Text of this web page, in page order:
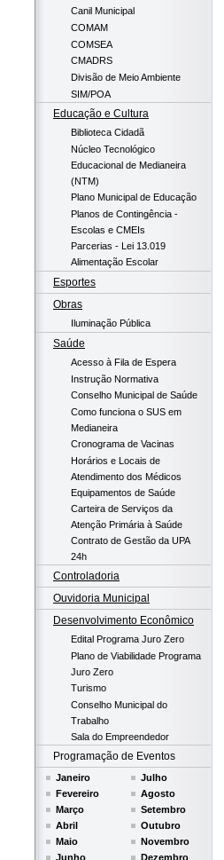
Canil Municipal
COMAM
COMSEA
CMADRS
Divisão de Meio Ambiente
SIM/POA
Educação e Cultura
Biblioteca Cidadã
Núcleo Tecnológico
Educacional de Medianeira
(NTM)
Plano Municipal de Educação
Planos de Contingência -
Escolas e CMEIs
Parcerias - Lei 13.019
Alimentação Escolar
Esportes
Obras
Iluminação Pública
Saúde
Acesso à Fila de Espera
Instrução Normativa
Conselho Municipal de Saúde
Como funciona o SUS em
Medianeira
Cronograma de Vacinas
Horários e Locais de
Atendimento dos Médicos
Equipamentos de Saúde
Carteira de Serviços da
Atenção Primária à Saúde
Contrato de Gestão da UPA
24h
Controladoria
Ouvidoria Municipal
Desenvolvimento Econômico
Edital Programa Juro Zero
Plano de Viabilidade Programa
Juro Zero
Turismo
Conselho Municipal do
Trabalho
Sala do Empreendedor
Programação de Eventos
Janeiro
Fevereiro
Março
Abril
Maio
Junho
Julho
Agosto
Setembro
Outubro
Novembro
Dezembro